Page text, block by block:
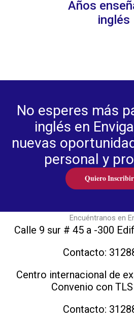
Años
inglés
No esperes más
inglés en
nuevas
personal y
Quiero
Encuéntranos en
Calle 9 sur # 45 a -300
Contacto:
Centro internacional de
Convenio con
Contacto: